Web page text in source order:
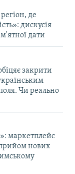
де
дискусія
дати
закрити
Чи реально
маркетплейс
нових